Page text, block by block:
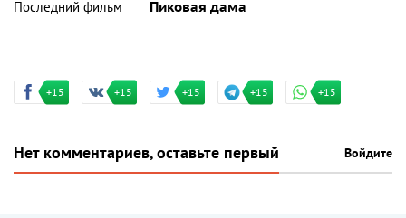
Последний фильм
Пиковая дама
+15 +15 +15 +15 +15
Нет комментариев, оставьте первый Войдите